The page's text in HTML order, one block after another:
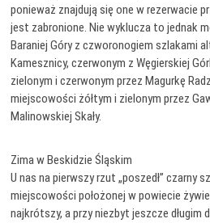
ponieważ znajdują się one w rezerwacie
jest zabronione. Nie wyklucza to jednak
Baraniej Góry z czworonogiem szlakami
Kamesznicy, czerwonym z Węgierskiej
zielonym i czerwonym przez Magurkę
miejscowości żółtym i zielonym przez
Malinowskiej Skały.
Zima w Beskidzie Śląskim
U nas na pierwszy rzut „poszedł” czarny
miejscowości położonej w powiecie
najkrótszy, a przy niezbyt jeszcze długim